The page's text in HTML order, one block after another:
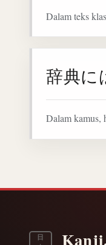
Dalam teks
辞典に
Dalam kamus,
日